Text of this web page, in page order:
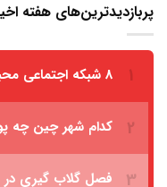
پربازدیدترین‌های هفته